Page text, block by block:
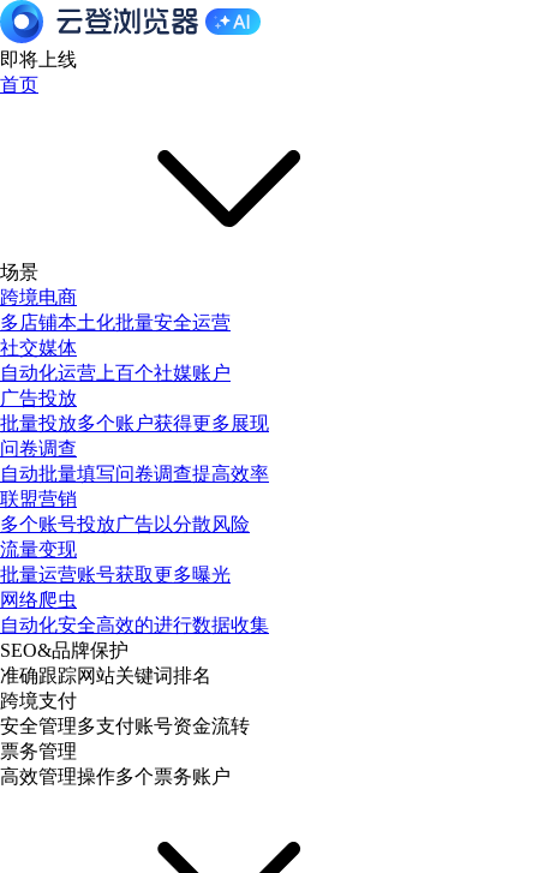
即将上线
首页
场景
跨境电商
多店铺本土化批量安全运营
社交媒体
自动化运营上百个社媒账户
广告投放
批量投放多个账户获得更多展现
问卷调查
自动批量填写问卷调查提高效率
联盟营销
多个账号投放广告以分散风险
流量变现
批量运营账号获取更多曝光
网络爬虫
自动化安全高效的进行数据收集
SEO&品牌保护
准确跟踪网站关键词排名
跨境支付
安全管理多支付账号资金流转
票务管理
高效管理操作多个票务账户